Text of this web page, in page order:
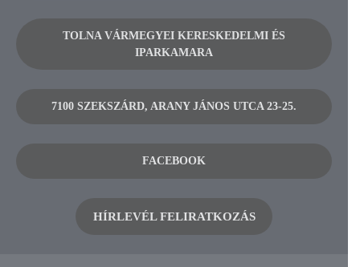
TOLNA VÁRMEGYEI KERESKEDELMI ÉS
IPARKAMARA
7100 SZEKSZÁRD, ARANY JÁNOS UTCA 23-25.
FACEBOOK
HÍRLEVÉL FELIRATKOZÁS